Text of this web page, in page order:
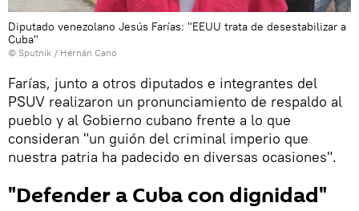
Diputado venezolano Jesús Farías: "EEUU trata de desestabilizar a
Cuba"
© Sputnik / Hernán Cano
Farías, junto a otros diputados e integrantes del
PSUV realizaron un pronunciamiento de respaldo al
pueblo y al Gobierno cubano frente a lo que
consideran "un guión del criminal imperio que
nuestra patria ha padecido en diversas ocasiones".
"Defender a Cuba con dignidad"